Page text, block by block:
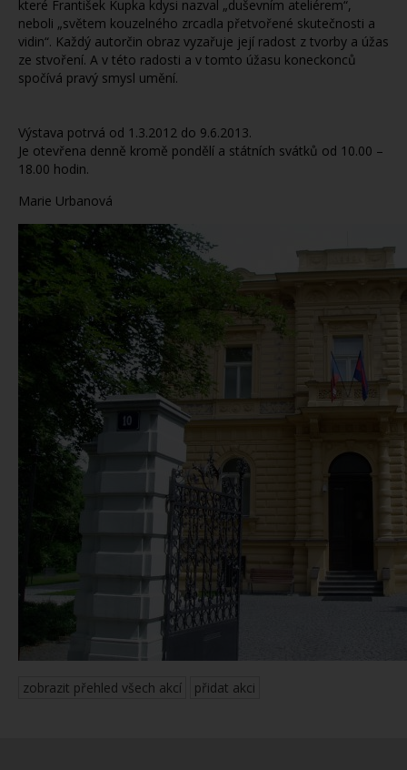
které František Kupka kdysi nazval „duševním ateliérem“,
neboli „světem kouzelného zrcadla přetvořené skutečnosti a
vidin“. Každý autorčin obraz vyzařuje její radost z tvorby a úžas
ze stvoření. A v této radosti a v tomto úžasu koneckonců
spočívá pravý smysl umění.
Výstava potrvá od 1.3.2012 do 9.6.2013.
Je otevřena denně kromě pondělí a státních svátků od 10.00 –
18.00 hodin.
Marie Urbanová
zobrazit přehled všech akcí přidat akci